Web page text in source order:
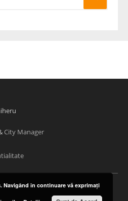
City Manager
Navigând în continuare vă exprimaţi